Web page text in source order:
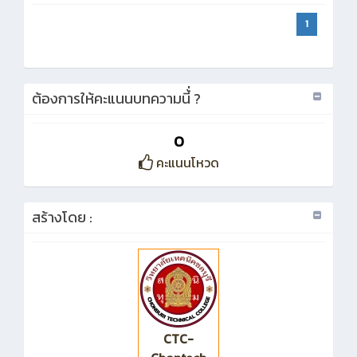
1
ต้องการให้คะแนนบทความนี้่ ?
0
คะแนนโหวด
สร้างโดย :
CTC-